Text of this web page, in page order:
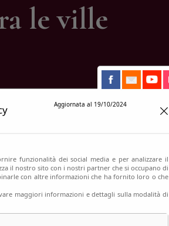
le ville
Aggiornata al 19/10/2024
funzionalità dei social media e per analizzare il
il nostro sito con i nostri partner che si occupano di
con altre informazioni che ha fornito loro o che
maggiori informazioni e dettagli sulla modalità di